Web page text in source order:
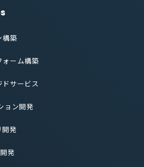
構築
ォーム構築
サービス
ョン開発
開発
発